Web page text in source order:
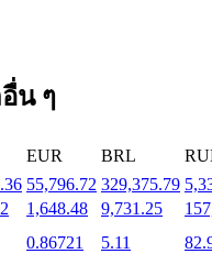
น ๆ
EUR BRL
55,796.72 329,375.79
1,648.48 9,731.25
0.86721 5.11